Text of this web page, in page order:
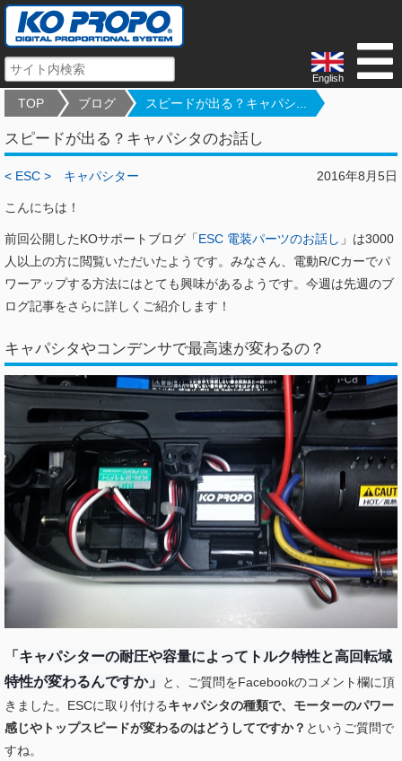
English
TOP ブログ スピードが出る？キャパシ...
スピードが出る？キャパシタのお話し
2016年8月5日
< ESC > キャパシター
こんにちは！
前回公開したKOサポートブログ「ESC 電装パーツのお話し 」は3000
人以上の方に閲覧いただいたようです。みなさん、電動R/Cカーでパ
ワーアップする方法にはとても興味があるようです。今週は先週のブ
ログ記事をさらに詳しくご紹介します！
キャパシタやコンデンサで最高速が変わるの？
「 キャパシターの耐圧や容量によってトルク特性と高回転域
特性が変わるんですか」
と、ご質問をFacebookのコメント欄に頂
きました。ESCに取り付けるキャパシタの種類で、モーターのパワー
感じやトップスピードが変わるのはどうしてですか？ というご質問で
すね。